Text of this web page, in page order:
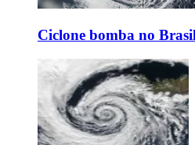
Ciclone bomba no